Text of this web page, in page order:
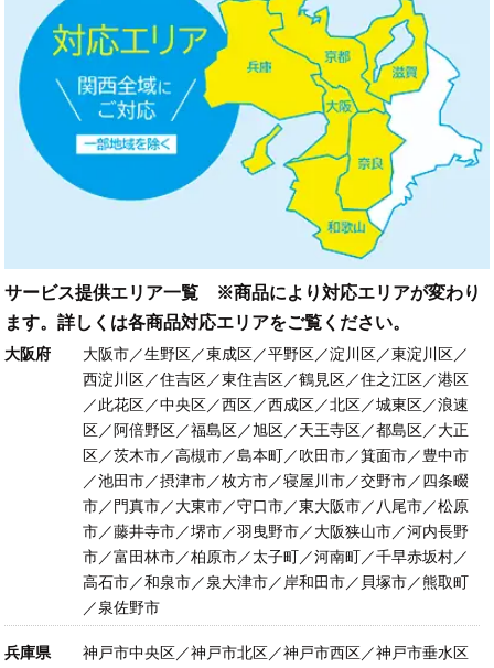
サービス提供エリア一覧 ※商品により対応エリアが変わり
ます。詳しくは各商品対応エリアをご覧ください。
大阪府
大阪市／生野区／東成区／平野区／淀川区／東淀川区／
西淀川区／住吉区／東住吉区／鶴見区／住之江区／港区
／此花区／中央区／西区／西成区／北区／城東区／浪速
区／阿倍野区／福島区／旭区／天王寺区／都島区／大正
区／茨木市／高槻市／島本町／吹田市／箕面市／豊中市
／池田市／摂津市／枚方市／寝屋川市／交野市／四条畷
市／門真市／大東市／守口市／東大阪市／八尾市／松原
市／藤井寺市／堺市／羽曳野市／大阪狭山市／河内長野
市／富田林市／柏原市／太子町／河南町／千早赤坂村／
高石市／和泉市／泉大津市／岸和田市／貝塚市／熊取町
／泉佐野市
兵庫県
神戸市中央区／神戸市北区／神戸市西区／神戸市垂水区